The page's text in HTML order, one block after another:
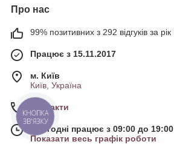
Про нас
99% позитивних з 292 відгуків за рік
Працює з 15.11.2017
м. Київ
Київ, Україна
Контакти
Сьогодні працює з 09:00 до 19:00
Показати весь графік роботи
КНОПКА
ЗВ'ЯЗКУ